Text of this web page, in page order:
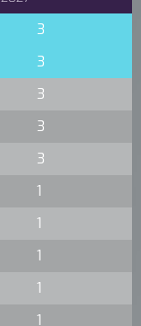
3
3
3
3
3
1
1
1
1
1